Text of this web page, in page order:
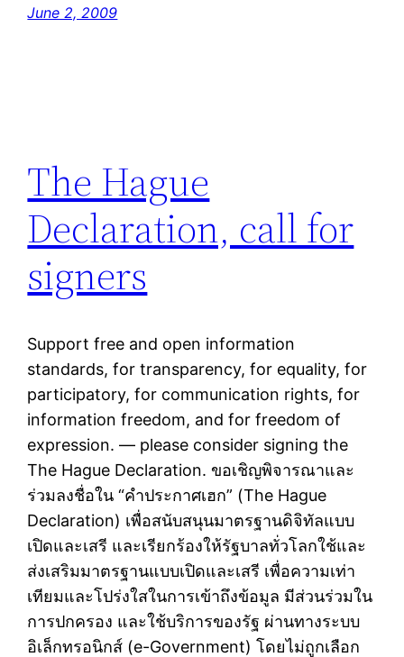
June 2, 2009
The Hague
Declaration, call for
signers
Support free and open information
standards, for transparency, for equality, for
participatory, for communication rights, for
information freedom, and for freedom of
expression. — please consider signing the
The Hague Declaration. ขอเชิญพิจารณาและ
ร่วมลงชื่อใน “คำประกาศเฮก” (The Hague
Declaration) เพื่อสนับสนุนมาตรฐานดิจิทัลแบบ
เปิดและเสรี และเรียกร้องให้รัฐบาลทั่วโลกใช้และ
ส่งเสริมมาตรฐานแบบเปิดและเสรี เพื่อความเท่า
เทียมและโปร่งใสในการเข้าถึงข้อมูล มีส่วนร่วมใน
การปกครอง และใช้บริการของรัฐ ผ่านทางระบบ
อิเล็กทรอนิกส์ (e-Government) โดยไม่ถูกเลือก